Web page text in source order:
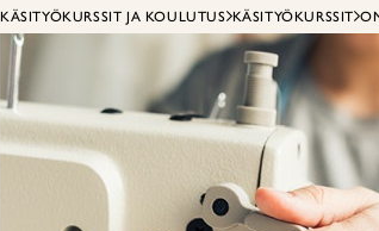
KÄSITYÖKURSSIT JA KOULUTUS KÄSITYÖKURSSIT